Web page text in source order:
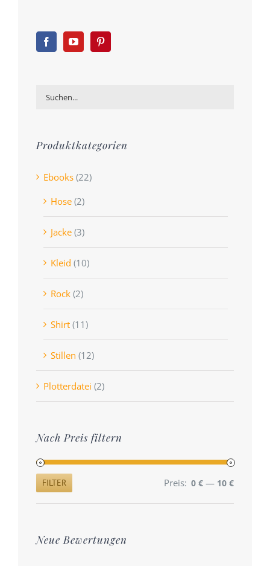
Produktkategorien
Ebooks (22)
Hose (2)
Jacke (3)
Kleid (10)
Rock (2)
Shirt (11)
Stillen (12)
Plotterdatei (2)
Nach Preis filtern
Min.
Max.
FILTER Preis: 0 € — 10 €
Neue Bewertungen